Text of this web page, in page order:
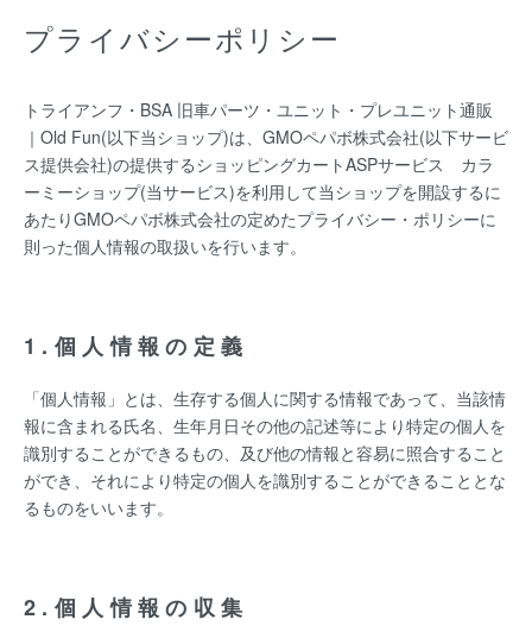
プライバシーポリシー
トライアンフ・BSA 旧車パーツ・ユニット・プレユニット通販
｜Old Fun(以下当ショップ)は、 GMOペパボ株式会社(以下サービ
ス提供会社)の提供するショッピングカートASPサービス カラ
ーミーショップ(当サービス)を利用して当ショップを開設するに
あたりGMOペパボ株式会社の定めたプライバシー・ポリシーに
則った個人情報の取扱いを行います。
1.個人情報の定義
「個人情報」とは、生存する個人に関する情報であって、当該情
報に含まれる氏名、生年月日その他の記述等により特定の個人を
識別することができるもの、及び他の情報と容易に照合すること
ができ、それにより特定の個人を識別することができることとな
るものをいいます。
2.個人情報の収集